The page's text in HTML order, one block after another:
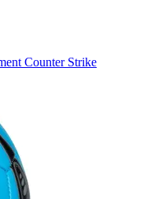
Counter Strike